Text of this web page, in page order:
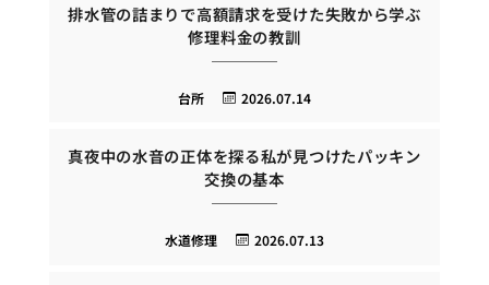
排水管の詰まりで高額請求を受けた失敗から学ぶ
修理料金の教訓
2026.07.14
台所
真夜中の水音の正体を探る私が見つけたパッキン
交換の基本
2026.07.13
水道修理